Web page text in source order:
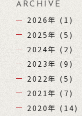
ARCHIVE
2026年 (1)
2025年 (5)
2024年 (2)
2023年 (9)
2022年 (5)
2021年 (7)
2020年 (14)